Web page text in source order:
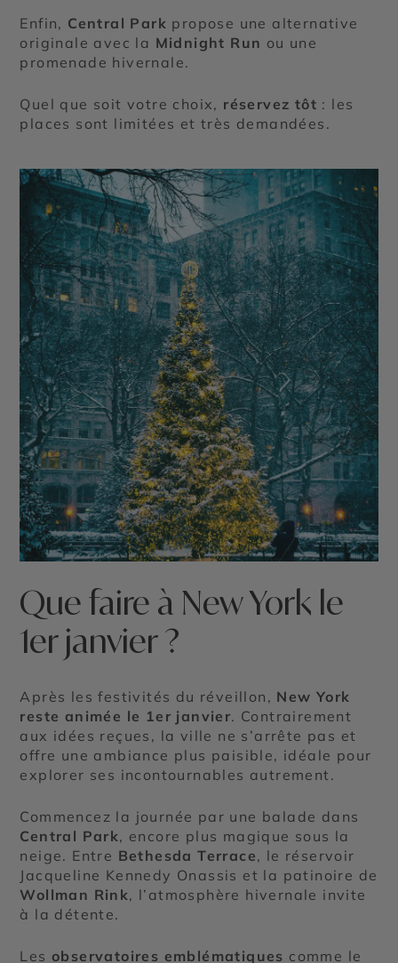
Enfin, Central Park propose une alternative
originale avec la Midnight Run ou une
promenade hivernale.
Quel que soit votre choix, réservez tôt : les
places sont limitées et très demandées.
Que faire à New York le
1er janvier ?
Après les festivités du réveillon, New York
reste animée le 1er janvier. Contrairement
aux idées reçues, la ville ne s’arrête pas et
offre une ambiance plus paisible, idéale pour
explorer ses incontournables autrement.
Commencez la journée par une balade dans
Central Park, encore plus magique sous la
neige. Entre Bethesda Terrace, le réservoir
Jacqueline Kennedy Onassis et la patinoire de
Wollman Rink, l’atmosphère hivernale invite
à la détente.
Les observatoires emblématiques comme le